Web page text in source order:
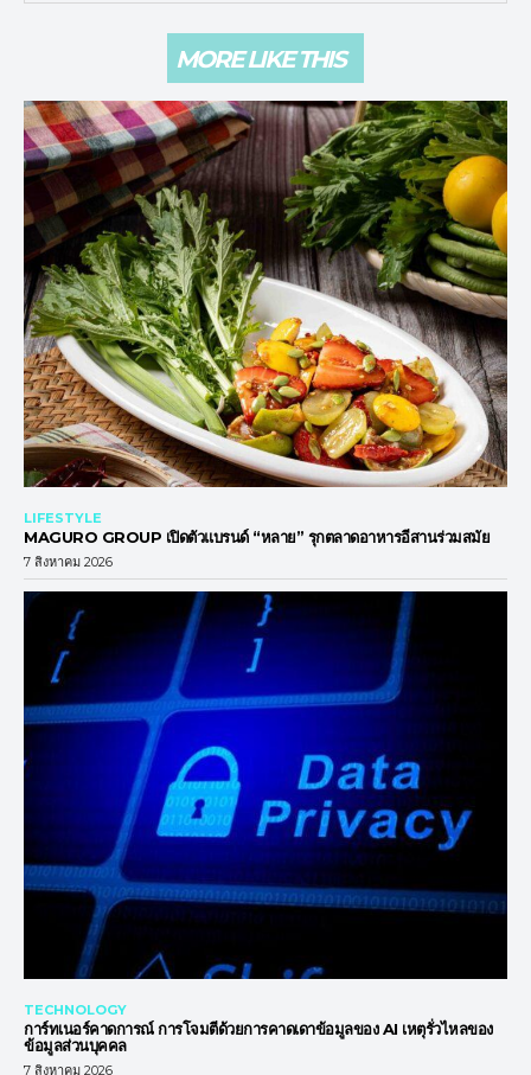
MORE LIKE THIS
LIFESTYLE
MAGURO GROUP เปิดตัวแบรนด์ “หลาย” รุกตลาดอาหารอีสานร่วมสมัย
7 สิงหาคม 2026
TECHNOLOGY
การ์ทเนอร์คาดการณ์ การโจมตีด้วยการคาดเดาข้อมูลของ AI เหตุรั่วไหลของ
ข้อมูลส่วนบุคคล
7 สิงหาคม 2026